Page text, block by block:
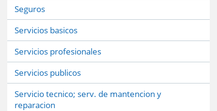
Seguros
Servicios basicos
Servicios profesionales
Servicios publicos
Servicio tecnico; serv. de mantencion y
reparacion